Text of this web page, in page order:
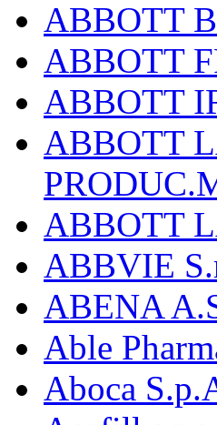
ABBOTT
ABBOTT
ABBOTT
ABBOTT
ABBOTT
ABBVIE
ABENA
Able
Aboca